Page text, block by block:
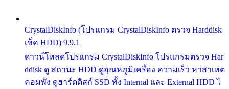
CrystalDiskInfo (โปรแกรม CrystalDiskInfo ตรวจ Harddisk
เช็ค HDD) 9.9.1
ดาวน์โหลดโปรแกรม CrystalDiskInfo โปรแกรมตรวจ Har
ddisk ดู สถานะ HDD ดูอุณหภูมิเครื่อง ความเร็ว หาสาเหต
คอมพัง ดูฮาร์ดดิสก์ SSD ทั้ง Internal และ External HDD ไ